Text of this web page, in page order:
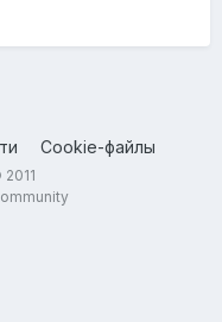
Cookie-файлы